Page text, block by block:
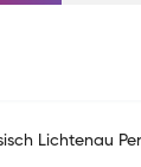
Lichtenau